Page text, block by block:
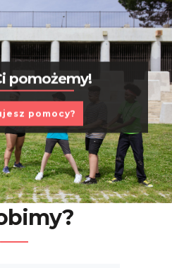
i obowiązki
się więcej